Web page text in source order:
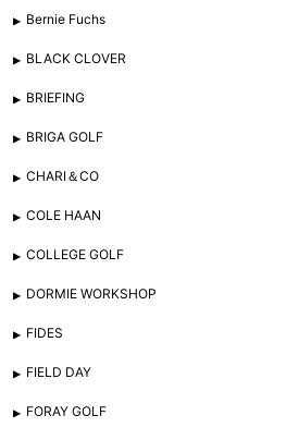
Bernie Fuchs
BLACK CLOVER
BRIEFING
BRIGA GOLF
CHARI＆CO
COLE HAAN
COLLEGE GOLF
DORMIE WORKSHOP
FIDES
FIELD DAY
FORAY GOLF